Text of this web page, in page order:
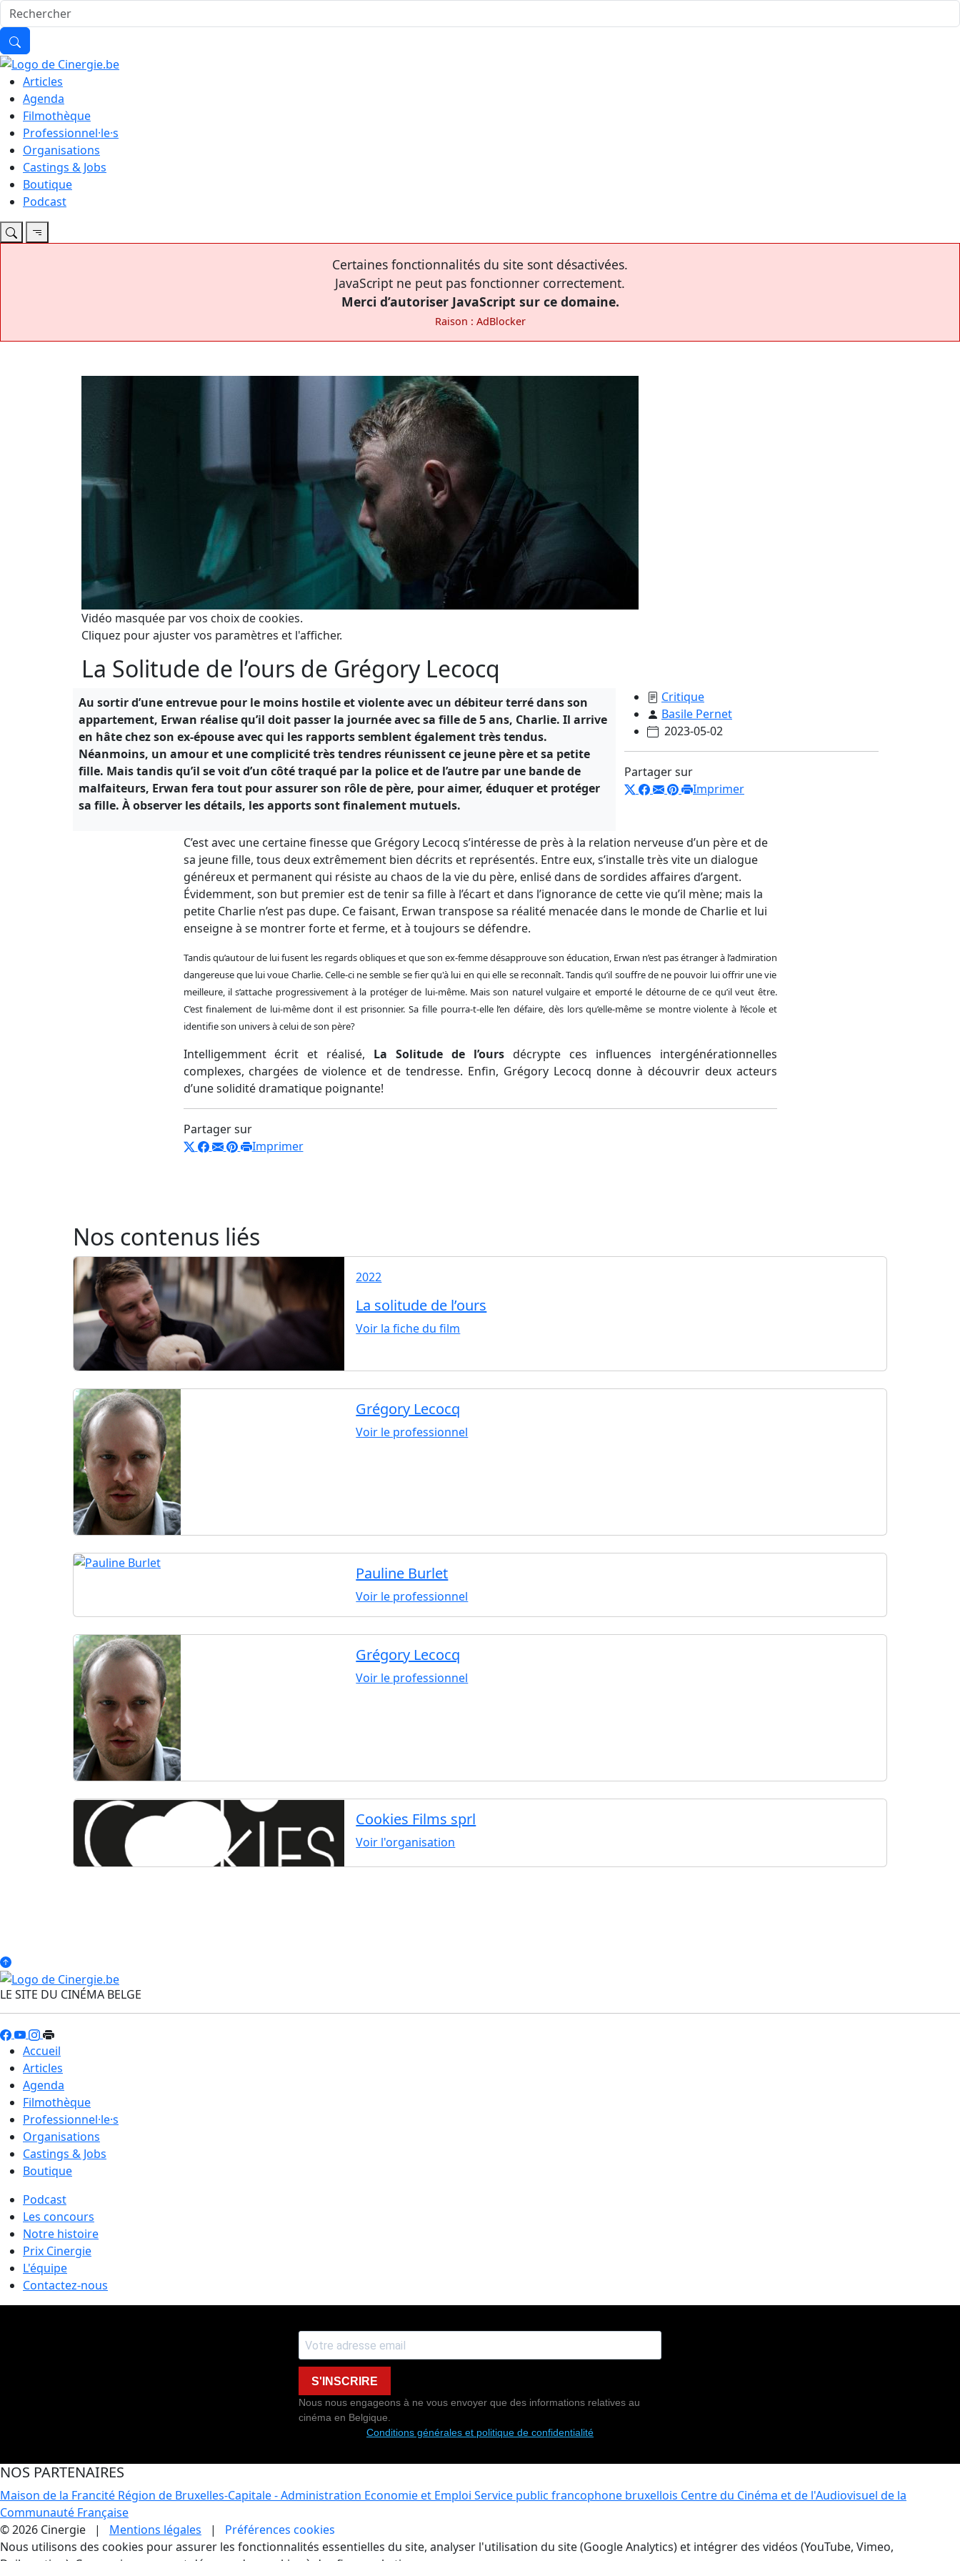
Articles
Agenda
Filmothèque
Professionnel·le·s
Organisations
Castings & Jobs
Boutique
Podcast
Certaines fonctionnalités du site sont désactivées.
JavaScript ne peut pas fonctionner correctement.
Merci d’autoriser JavaScript sur ce domaine.
Raison : AdBlocker
Vidéo masquée par vos choix de cookies.
Cliquez pour ajuster vos paramètres et l'afficher.
La Solitude de l’ours de Grégory Lecocq
Au sortir d’une entrevue pour le moins hostile et violente avec un débiteur terré dans son
appartement, Erwan réalise qu’il doit passer la journée avec sa fille de 5 ans, Charlie. Il arrive
en hâte chez son ex-épouse avec qui les rapports semblent également très tendus.
Néanmoins, un amour et une complicité très tendres réunissent ce jeune père et sa petite
fille. Mais tandis qu’il se voit d’un côté traqué par la police et de l’autre par une bande de
malfaiteurs, Erwan fera tout pour assurer son rôle de père, pour aimer, éduquer et protéger
sa fille. À observer les détails, les apports sont finalement mutuels.
Critique
Basile Pernet
2023-05-02
Partager sur
Imprimer
C’est avec une certaine finesse que Grégory Lecocq s’intéresse de près à la relation nerveuse d’un père et de
sa jeune fille, tous deux extrêmement bien décrits et représentés. Entre eux, s’installe très vite un dialogue
généreux et permanent qui résiste au chaos de la vie du père, enlisé dans de sordides affaires d’argent.
Évidemment, son but premier est de tenir sa fille à l’écart et dans l’ignorance de cette vie qu’il mène; mais la
petite Charlie n’est pas dupe. Ce faisant, Erwan transpose sa réalité menacée dans le monde de Charlie et lui
enseigne à se montrer forte et ferme, et à toujours se défendre.
Tandis qu’autour de lui fusent les regards obliques et que son ex-femme désapprouve son éducation, Erwan n’est pas étranger à l’admiration
dangereuse que lui voue Charlie. Celle-ci ne semble se fier qu'à lui en qui elle se reconnaît. Tandis qu’il souffre de ne pouvoir lui offrir une vie
meilleure, il s’attache progressivement à la protéger de lui-même. Mais son naturel vulgaire et emporté le détourne de ce qu’il veut être.
C’est finalement de lui-même dont il est prisonnier. Sa fille pourra-t-elle l’en défaire, dès lors qu’elle-même se montre violente à l’école et
identifie son univers à celui de son père?
Intelligemment écrit et réalisé, La Solitude de l’oursdécrypte ces influences intergénérationnelles
complexes, chargées de violence et de tendresse. Enfin, Grégory Lecocq donne à découvrir deux acteurs
d’une solidité dramatique poignante!
Partager sur
Imprimer
Nos contenus liés
2022
La solitude de l’ours
Voir la fiche du film
Grégory Lecocq
Voir le professionnel
Pauline Burlet
Voir le professionnel
Grégory Lecocq
Voir le professionnel
Cookies Films sprl
Voir l'organisation
LE SITE DU CINÉMA BELGE
Accueil
Articles
Agenda
Filmothèque
Professionnel·le·s
Organisations
Castings & Jobs
Boutique
Podcast
Les concours
Notre histoire
Prix Cinergie
L'équipe
Contactez-nous
S'INSCRIRE
Nous nous engageons à ne vous envoyer que des informations relatives au
cinéma en Belgique.
Conditions générales et politique de confidentialité
NOS PARTENAIRES
Maison de la Francité Région de Bruxelles-Capitale - Administration Economie et Emploi Service public francophone bruxellois Centre du Cinéma et de l'Audiovisuel de la
Communauté Française
© 2026 Cinergie | Mentions légales | Préférences cookies
Gestion des Cookies
Nous utilisons des cookies pour assurer les fonctionnalités essentielles du site, analyser l'utilisation du site (Google Analytics) et intégrer des vidéos (YouTube, Vimeo,